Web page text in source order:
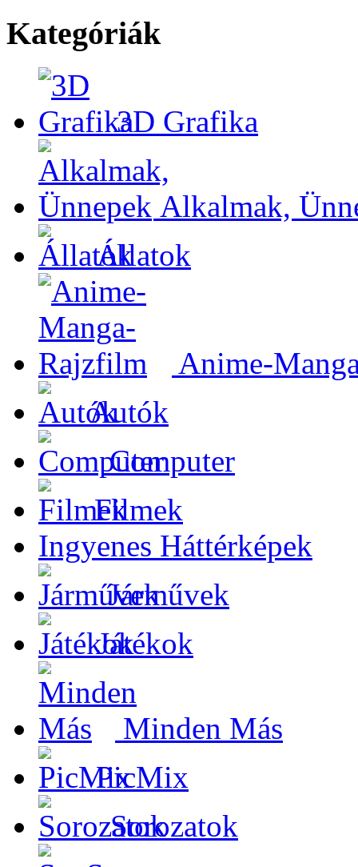
Kategóriák
3D Grafika
Alkalmak,
Állatok
Anime-
Autók
Computer
Filmek
Ingyenes Háttérképek
Járművek
Játékok
Minden Más
PicMix
Sorozatok